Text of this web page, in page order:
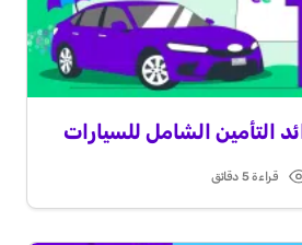
Read
time
قراءة 5 دقائق